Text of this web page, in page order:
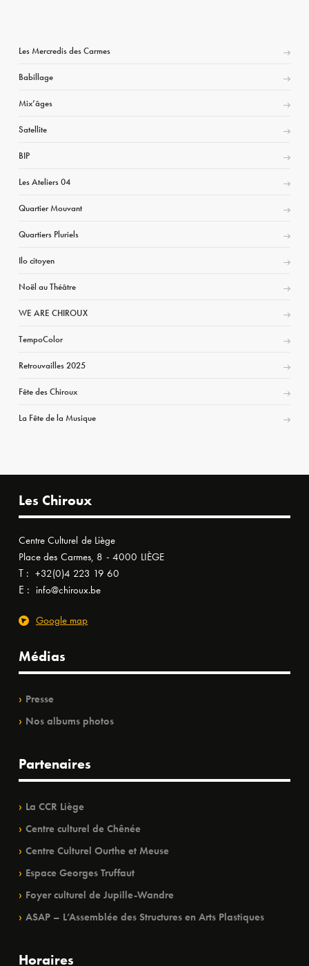
Les Mercredis des Carmes
Babillage
Mix’âges
Satellite
BIP
Les Ateliers 04
Quartier Mouvant
Quartiers Pluriels
Ilo citoyen
Noël au Théâtre
WE ARE CHIROUX
TempoColor
Retrouvailles 2025
Fête des Chiroux
La Fête de la Musique
Les Chiroux
Centre Culturel de Liège
Place des Carmes, 8 - 4000 LIÈGE
T : +32(0)4 223 19 60
E : info@chiroux.be
Google map
Médias
Presse
Nos albums photos
Partenaires
La CCR Liège
Centre culturel de Chênée
Centre Culturel Ourthe et Meuse
Espace Georges Truffaut
Foyer culturel de Jupille-Wandre
ASAP – L’Assemblée des Structures en Arts Plastiques
Horaires